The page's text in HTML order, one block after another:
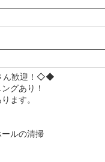
ん歓迎！◇◆
グあり！
ます。
ールの清掃